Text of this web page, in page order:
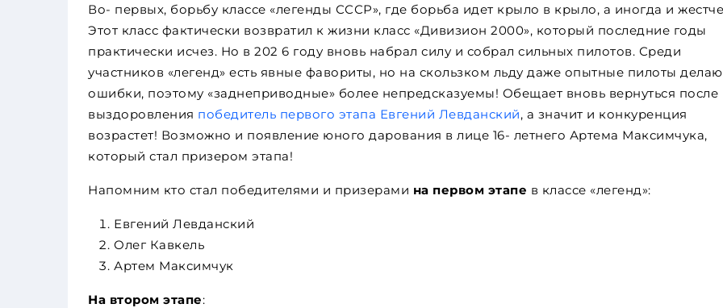
Во- первых, борьбу классе «легенды СССР», где борьба идет крыло в крыло, а иногда и
Этот класс фактически возвратил к жизни класс «Дивизион 2000», который последние годы
практически исчез. Но в 202 6 году вновь набрал силу и собрал сильных пилотов. Среди
участников «легенд» есть явные фавориты, но на скользком льду даже опытные пилоты
ошибки, поэтому «заднеприводные» более непредсказуемы! Обещает вновь вернуться после
выздоровления победитель первого этапа Евгений Левданский, а значит и конкуренция
возрастет! Возможно и появление юного дарования в лице 16- летнего Артема Максимчука,
который стал призером этапа!
Напомним кто стал победителями и призерами на первом этапе в классе «легенд»:
Евгений Левданский
Олег Кавкель
Артем Максимчук
На втором этапе: